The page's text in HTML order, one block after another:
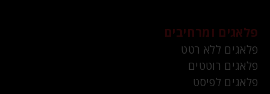
פלאגים ומרחיבים
פלאגים ללא רטט
פלאגים רוטטים
פלאגים לפיסט